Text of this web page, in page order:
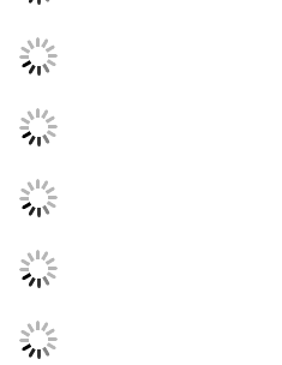
Compagnia Breif Introduzione: